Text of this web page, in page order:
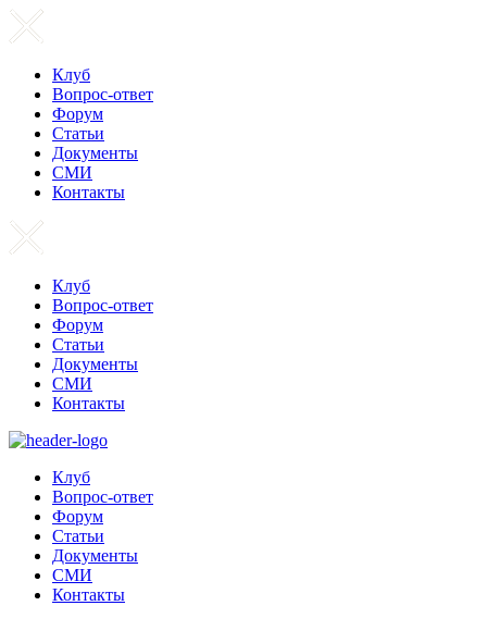
Клуб
Вопрос-ответ
Форум
Статьи
Документы
СМИ
Контакты
Клуб
Вопрос-ответ
Форум
Статьи
Документы
СМИ
Контакты
Клуб
Вопрос-ответ
Форум
Статьи
Документы
СМИ
Контакты